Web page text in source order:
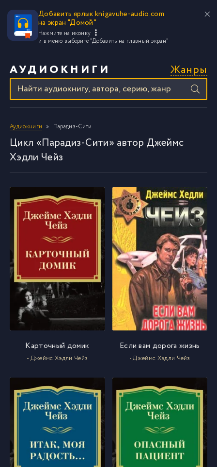
Добавить ярлык knigavuhe-audio.com
на экран "Домой"
Нажмите на иконку
и в меню выберите "Добавить на главный экран"
АУДИОКНИГИ Жанры
Аудиокниги Парадиз-Сити
Цикл «Парадиз-Сити» автор Джеймс
Хэдли Чейз
Карточный домик
- Джеймс Хэдли Чейз
Если вам дорога жизнь
- Джеймс Хэдли Чейз